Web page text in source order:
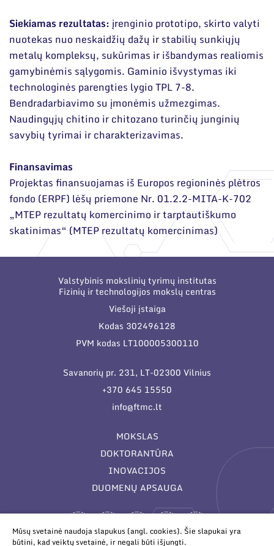
Siekiamas rezultatas: įrenginio prototipo, skirto valyti
nuotekas nuo neskaidžių dažų ir stabilių sunkiųjų
metalų kompleksų, sukūrimas ir išbandymas realiomis
gamybinėmis sąlygomis. Gaminio išvystymas iki
technologinės parengties lygio TPL 7-8.
Bendradarbiavimo su įmonėmis užmezgimas.
Naudingųjų chitino ir chitozano turinčių junginių
savybių tyrimai ir charakterizavimas.
Finansavimas
Projektas finansuojamas iš Europos regioninės plėtros
fondo (ERPF) lėšų priemone Nr. 01.2.2-MITA-K-702
„MTEP rezultatų komercinimo ir tarptautiškumo
skatinimas“ (MTEP rezultatų komercinimas)
Valstybinis mokslinių tyrimų institutas
Fizinių ir technologijos mokslų centras
Viešoji įstaiga
Kodas 302496128
PVM kodas LT100005300110
Savanorių pr. 231, LT-02300 Vilnius
+370 645 15550
info@ftmc.lt
MOKSLAS
DOKTORANTŪRA
INOVACIJOS
DUOMENŲ APSAUGA
Mūsų svetainė naudoja slapukus (angl. cookies). Šie slapukai yra
būtini, kad veiktų svetainė, ir negali būti išjungti.